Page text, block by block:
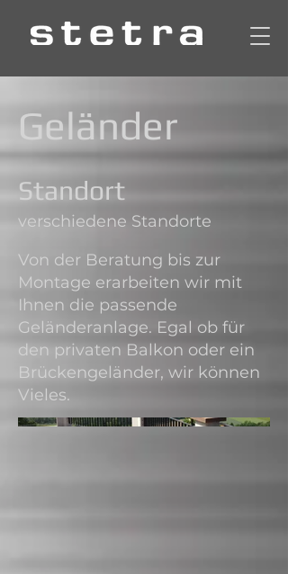
Geländer
Standort
verschiedene Standorte
Von der Beratung bis zur
Montage erarbeiten wir mit
Ihnen die passende
Geländeranlage. Egal ob für
den privaten Balkon oder ein
Brückengeländer, wir können
Vieles.